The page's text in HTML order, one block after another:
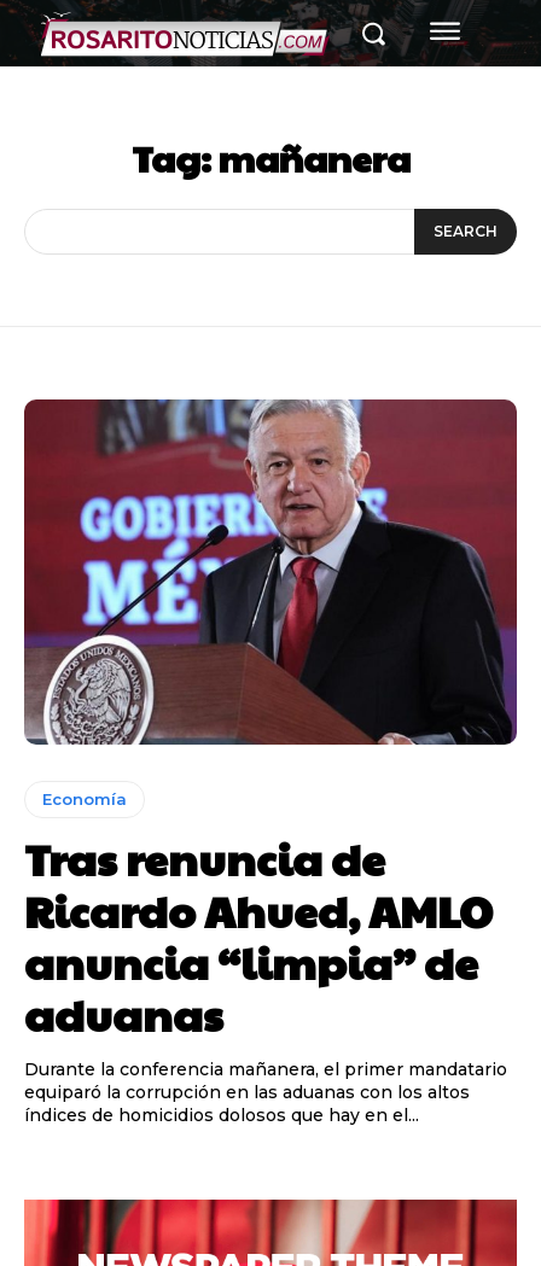
Tag:mañanera
SEARCH
Economía
Tras renuncia de
Ricardo Ahued, AMLO
anuncia “limpia” de
aduanas
Durante la conferencia mañanera, el primer mandatario
equiparó la corrupción en las aduanas con los altos
índices de homicidios dolosos que hay en el...